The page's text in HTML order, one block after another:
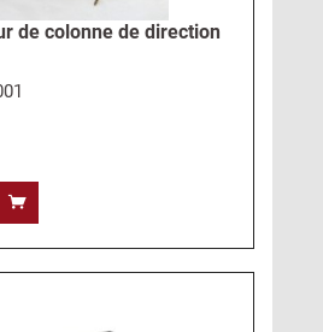
de colonne de direction